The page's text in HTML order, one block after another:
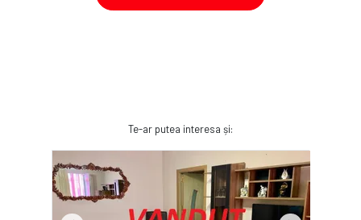
Te-ar putea interesa și: